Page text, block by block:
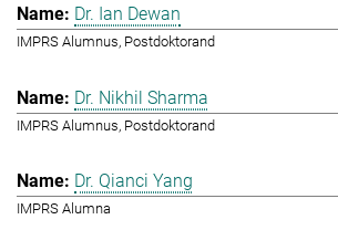
Dr. Ian Dewan
IMPRS Alumnus, Postdoktorand
Dr. Nikhil Sharma
IMPRS Alumnus, Postdoktorand
Dr. Qianci Yang
IMPRS Alumna